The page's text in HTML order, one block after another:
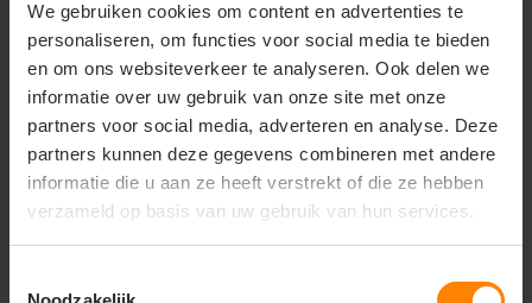
We gebruiken cookies om content en advertenties te
personaliseren, om functies voor social media te bieden
en om ons websiteverkeer te analyseren. Ook delen we
informatie over uw gebruik van onze site met onze
partners voor social media, adverteren en analyse. Deze
partners kunnen deze gegevens combineren met andere
informatie die u aan ze heeft verstrekt of die ze hebben
verzameld op basis van uw gebruik van hun services.
De Hydrowear Hanoi is voorzien van diverse praktische
zakken, waaronder twee steekzakken met intast, een
dijbeenzak met klep en penhouder, een dubbele
duimstokzak en een achterzak. Daarnaast beschikt de
overall over een borstzak met rits en een extra
borstzak met klep en penhouder, zodat gereedschap
en accessoires overzichtelijk kunnen worden
opgeborgen.
De extra reflectiebies verhoogt de zichtbaarheid en
draagt bij aan extra veiligheid op de werkvloer.